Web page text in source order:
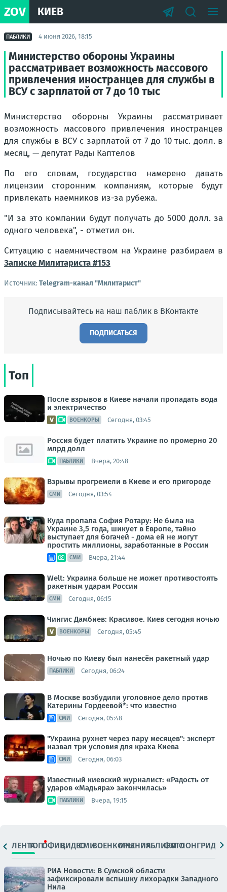
ZOV КИЕВ
ПАБЛИКИ 4 июня 2026, 18:15
Министерство обороны Украины
рассматривает возможность массового
привлечения иностранцев для службы в
ВСУ с зарплатой от 7 до 10 тыс
Министерство обороны Украины рассматривает
возможность массового привлечения иностранцев
для службы в ВСУ с зарплатой от 7 до 10 тыс. долл. в
месяц, — депутат Рады Каптелов
По его словам, государство намерено давать
лицензии сторонним компаниям, которые будут
привлекать наемников из-за рубежа.
"И за это компании будут получать до 5000 долл. за
одного человека", - отметил он.
Ситуацию с наемничеством на Украине разбираем в
Записке Милитариста #153
Источник: Telegram-канал "Милитарист"
Подписывайтесь на наш паблик в ВКонтакте
ПОДПИСАТЬСЯ
Топ
После взрывов в Киеве начали пропадать вода
и электричество
ВОЕНКОРЫ Сегодня, 03:45
Россия будет платить Украине по промерно 20
млрд долл
ПАБЛИКИ Вчера, 20:48
Взрывы прогремели в Киеве и его пригороде
СМИ Сегодня, 03:54
Куда пропала София Ротару: Не была на
Украине 3,5 года, шикует в Европе, тайно
выступает для богачей - дома ей не могут
простить миллионы, заработанные в России
СМИ Вчера, 21:44
Welt: Украина больше не может противостоять
ракетным ударам России
СМИ Сегодня, 06:15
Чингис Дамбиев: Красивое. Киев сегодня ночью
ВОЕНКОРЫ Сегодня, 05:45
Ночью по Киеву был нанесён ракетный удар
ПАБЛИКИ Сегодня, 06:24
В Москве возбудили уголовное дело против
Катерины Гордеевой*: что известно
СМИ Сегодня, 05:48
"Украина рухнет через пару месяцев": эксперт
назвал три условия для краха Киева
СМИ Сегодня, 06:03
Известный киевский журналист: «Радость от
ударов «Мадьяра» закончилась»
ПАБЛИКИ Вчера, 19:15
ЛЕНТАТОПОФИЦ.ВИДЕОСМИВОЕНКОРЫМНЕНИЯПАБЛИКИ
ФОТОЛОНГРИДЫ
РИА Новости: В Сумской области
зафиксировали вспышку лихорадки Западного
Нила